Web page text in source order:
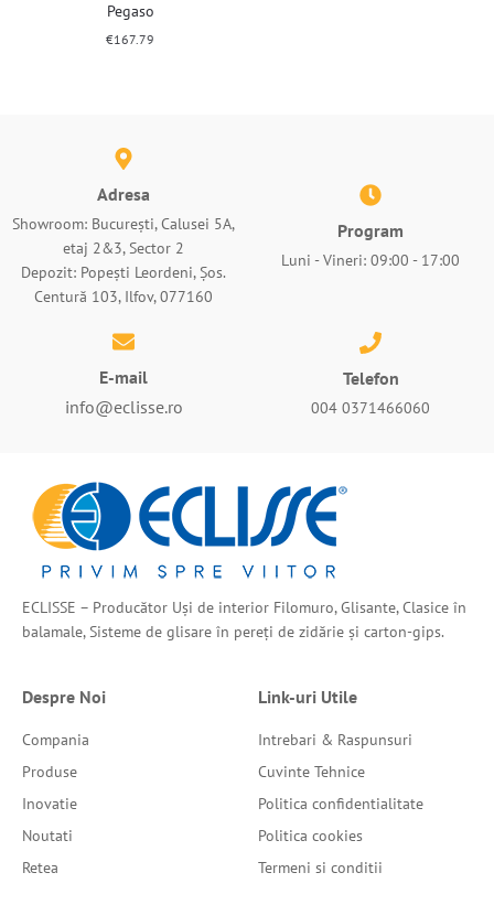
Pegaso
€167.79
Adresa
Showroom: București, Calusei 5A,
etaj 2&3, Sector 2
Depozit: Popești Leordeni, Șos.
Centură 103, Ilfov, 077160
Program
Luni - Vineri: 09:00 - 17:00
E-mail
info@eclisse.ro
Telefon
004 0371466060
ECLISSE – Producător Uși de interior Filomuro, Glisante, Clasice în
balamale, Sisteme de glisare în pereți de zidărie și carton-gips.
Despre Noi
Compania
Produse
Inovatie
Noutati
Retea
Link-uri Utile
Intrebari & Raspunsuri
Cuvinte Tehnice
Politica confidentialitate
Politica cookies
Termeni si conditii